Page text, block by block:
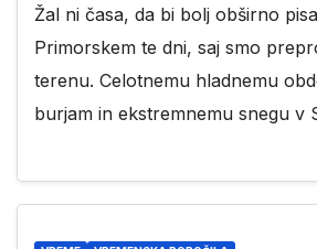
Žal ni časa, da bi bolj obširno
Primorskem te dni, saj smo
terenu. Celotnemu hladnemu
burjam in ekstremnemu snegu v